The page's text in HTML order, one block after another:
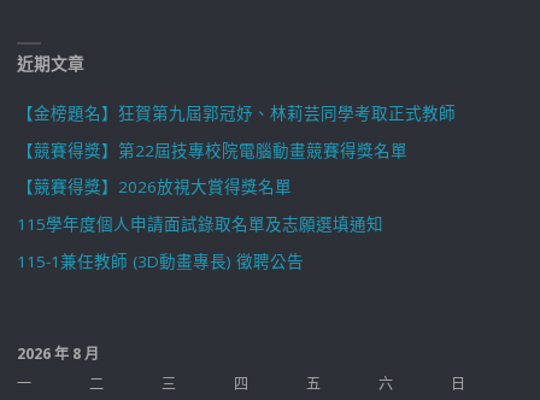
近期文章
【金榜題名】狂賀第九屆郭冠妤、林莉芸同學考取正式教師
【競賽得獎】第22屆技專校院電腦動畫競賽得獎名單
【競賽得獎】2026放視大賞得獎名單
115學年度個人申請面試錄取名單及志願選填通知
115-1兼任教師 (3D動畫專長) 徵聘公告
2026 年 8 月
一
二 三 四 五 六
日